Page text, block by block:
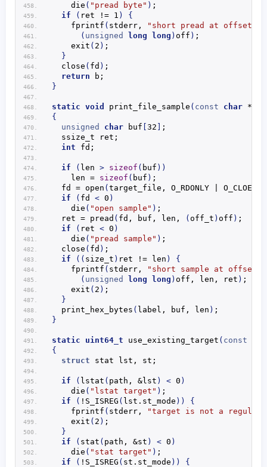
die ( "pread byte" ) ;
if
( ret != 1 )
{
fprintf ( stderr,
"short pread at
( unsigned long long ) off ) ;
exit ( 2 ) ;
}
close ( fd ) ;
return b;
}
static void print_file_sample ( const char
{
unsigned
char buf 32
;
  ssize_t ret;
int fd;
if ( len > sizeof ( buf ))
    len =
sizeof ( buf ) ;
  fd =
open ( target_file, O_RDONLY | O_CLOEXEC
if
( fd < 0 )
die ( "open sample" ) ;
  ret =
pread ( fd, buf, len, ( off_t ) off ) ;
if
( ret < 0 )
die ( "pread sample" ) ;
close ( fd ) ;
if
(( size_t ) ret != len )
{
fprintf ( stderr,
"short sample at
( unsigned long long ) off, len, ret ) ;
exit ( 2 ) ;
}
print_hex_bytes ( label, buf, len ) ;
}
static uint64_t use_existing_target ( const
{
struct stat lst, st;
if ( lstat ( path, &lst ) < 0 )
die ( "lstat target" ) ;
if
( ! S_ISREG ( lst. st_mode ))
{
fprintf ( stderr,
"target is not a
exit ( 2 ) ;
}
if
( stat ( path, &st ) < 0 )
die ( "stat target" ) ;
if
( ! S_ISREG ( st. st_mode ))
{